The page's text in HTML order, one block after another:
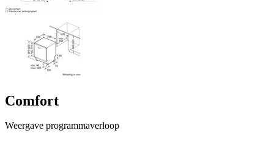
Comfort
Weergave programmaverloop